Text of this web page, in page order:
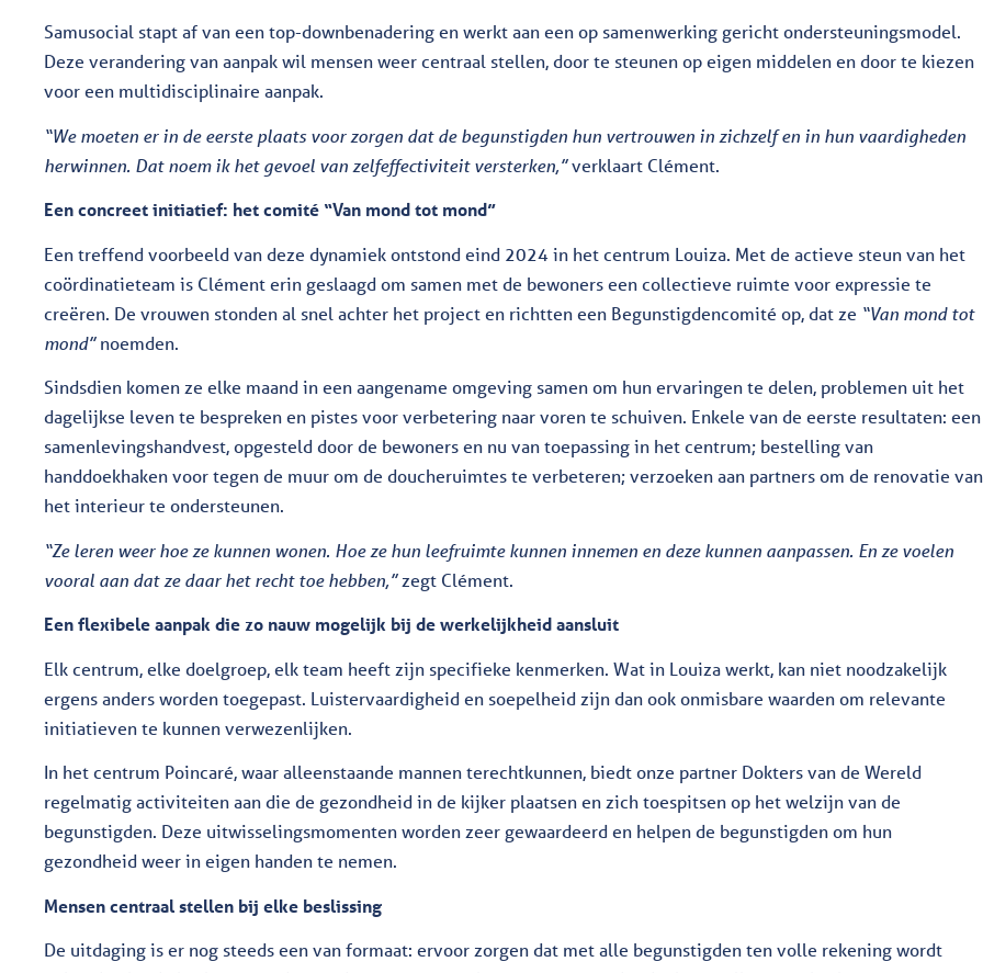
Samusocial stapt af van een top-downbenadering en werkt aan een op samenwerking gericht ondersteuningsmodel.
Deze verandering van aanpak wil mensen weer centraal stellen, door te steunen op eigen middelen en door te kiezen
voor een multidisciplinaire aanpak.
“We moeten er in de eerste plaats voor zorgen dat de begunstigden hun vertrouwen in zichzelf en in hun vaardigheden
herwinnen. Dat noem ik het gevoel van zelfeffectiviteit versterken,”verklaart Clément.
Een concreet initiatief: het comité “Van mond tot mond”
Een treffend voorbeeld van deze dynamiek ontstond eind 2024 in het centrum Louiza. Met de actieve steun van het
coördinatieteam is Clément erin geslaagd om samen met de bewoners een collectieve ruimte voor expressie te
creëren. De vrouwen stonden al snel achter het project en richtten een Begunstigdencomité op, dat ze “Van mond tot
mond”noemden.
Sindsdien komen ze elke maand in een aangename omgeving samen om hun ervaringen te delen, problemen uit het
dagelijkse leven te bespreken en pistes voor verbetering naar voren te schuiven. Enkele van de eerste resultaten: een
samenlevingshandvest, opgesteld door de bewoners en nu van toepassing in het centrum; bestelling van
handdoekhaken voor tegen de muur om de doucheruimtes te verbeteren; verzoeken aan partners om de renovatie van
het interieur te ondersteunen.
“Ze leren weer hoe ze kunnen wonen. Hoe ze hun leefruimte kunnen innemen en deze kunnen aanpassen. En ze voelen
vooral aan dat ze daar het recht toe hebben,”zegt Clément.
Een flexibele aanpak die zo nauw mogelijk bij de werkelijkheid aansluit
Elk centrum, elke doelgroep, elk team heeft zijn specifieke kenmerken. Wat in Louiza werkt, kan niet noodzakelijk
ergens anders worden toegepast. Luistervaardigheid en soepelheid zijn dan ook onmisbare waarden om relevante
initiatieven te kunnen verwezenlijken.
In het centrum Poincaré, waar alleenstaande mannen terechtkunnen, biedt onze partner Dokters van de Wereld
regelmatig activiteiten aan die de gezondheid in de kijker plaatsen en zich toespitsen op het welzijn van de
begunstigden. Deze uitwisselingsmomenten worden zeer gewaardeerd en helpen de begunstigden om hun
gezondheid weer in eigen handen te nemen.
Mensen centraal stellen bij elke beslissing
De uitdaging is er nog steeds een van formaat: ervoor zorgen dat met alle begunstigden ten volle rekening wordt